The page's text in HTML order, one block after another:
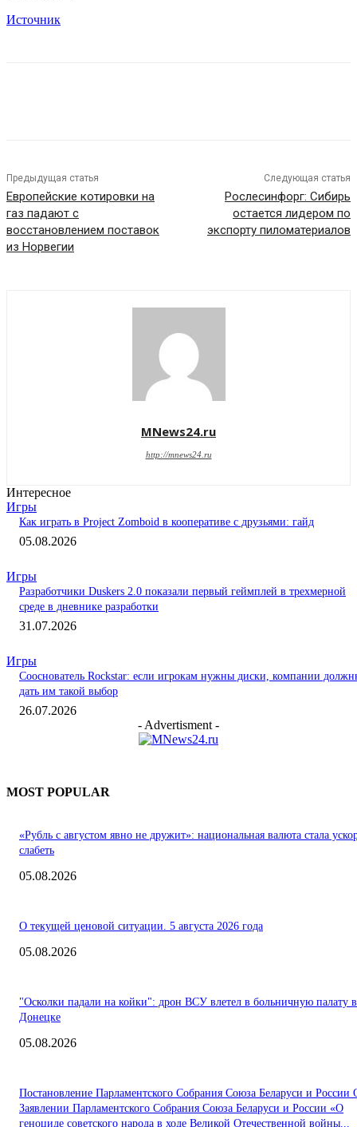
Источник
Предыдущая статья
Европейские котировки на
газ падают с
восстановлением поставок
из Норвегии
Следующая статья
Рослесинфорг: Сибирь
остается лидером по
экспорту пиломатериалов
MNews24.ru
http://mnews24.ru
Интересное
Игры
Как играть в Project Zomboid в кооперативе с друзьями: гайд
05.08.2026
Игры
Разработчики Duskers 2.0 показали первый геймплей в трехмерной
среде в дневнике разработки
31.07.2026
Игры
Сооснователь Rockstar: если игрокам нужны диски, компании
дать им такой выбор
26.07.2026
- Advertisment -
MOST POPULAR
«Рубль с августом явно не дружит»: национальная валюта стала
слабеть
05.08.2026
О текущей ценовой ситуации. 5 августа 2026 года
05.08.2026
"Осколки падали на койки": дрон ВСУ влетел в больничную палату в
Донецке
05.08.2026
Постановление Парламентского Собрания Союза Беларуси и России
Заявлении Парламентского Собрания Союза Беларуси и России «О
геноциде советского народа в ходе Великой Отечественной войны...